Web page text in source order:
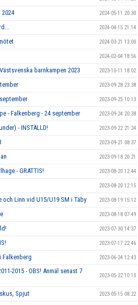
2024-05-11 20:30
2024-04-15 21:14
2024-03-21 13:00
2024-02-04 18:56
barnkampen 2023 2023-10-11 18:02
2023-09-28 23:38
2023-09-25 10:13
- Falkenberg - 24 september 2023-09-24 20:38
- INSTÄLLD! 2023-09-22 21:24
2023-09-21 08:37
2023-09-18 20:21
- GRATTIS! 2023-08-20 12:44
2023-08-20 12:15
Linn vid U15/U19 SM i Täby 2023-08-19 15:12
2023-08-18 07:49
2023-07-30 14:37
2023-07-17 22:46
Falkenberg 2023-06-24 12:43
2015 - OBS! Anmäl senast 7
2023-05-22 10:10
Spjut 2023-05-15 08:22